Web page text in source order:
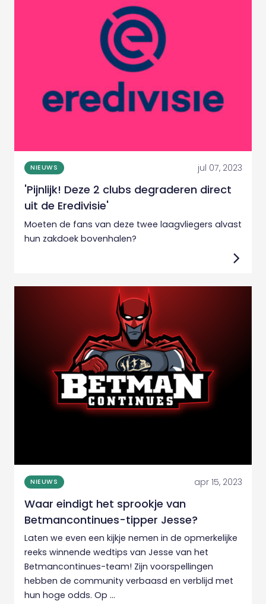
NIEUWS jul 07, 2023
'Pijnlijk! Deze 2 clubs degraderen direct
uit de Eredivisie'
Moeten de fans van deze twee laagvliegers alvast
hun zakdoek bovenhalen?
NIEUWS apr 15, 2023
Waar eindigt het sprookje van
Betmancontinues-tipper Jesse?
Laten we even een kijkje nemen in de opmerkelijke
reeks winnende wedtips van Jesse van het
Betmancontinues-team! Zijn voorspellingen
hebben de community verbaasd en verblijd met
hun hoge odds. Op ...